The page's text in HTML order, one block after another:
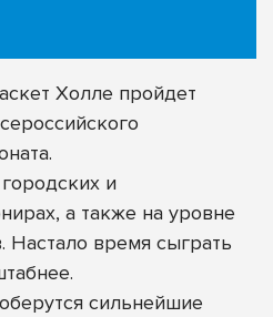
Холле пройдет
и
а также на уровне
время сыграть
сильнейшие